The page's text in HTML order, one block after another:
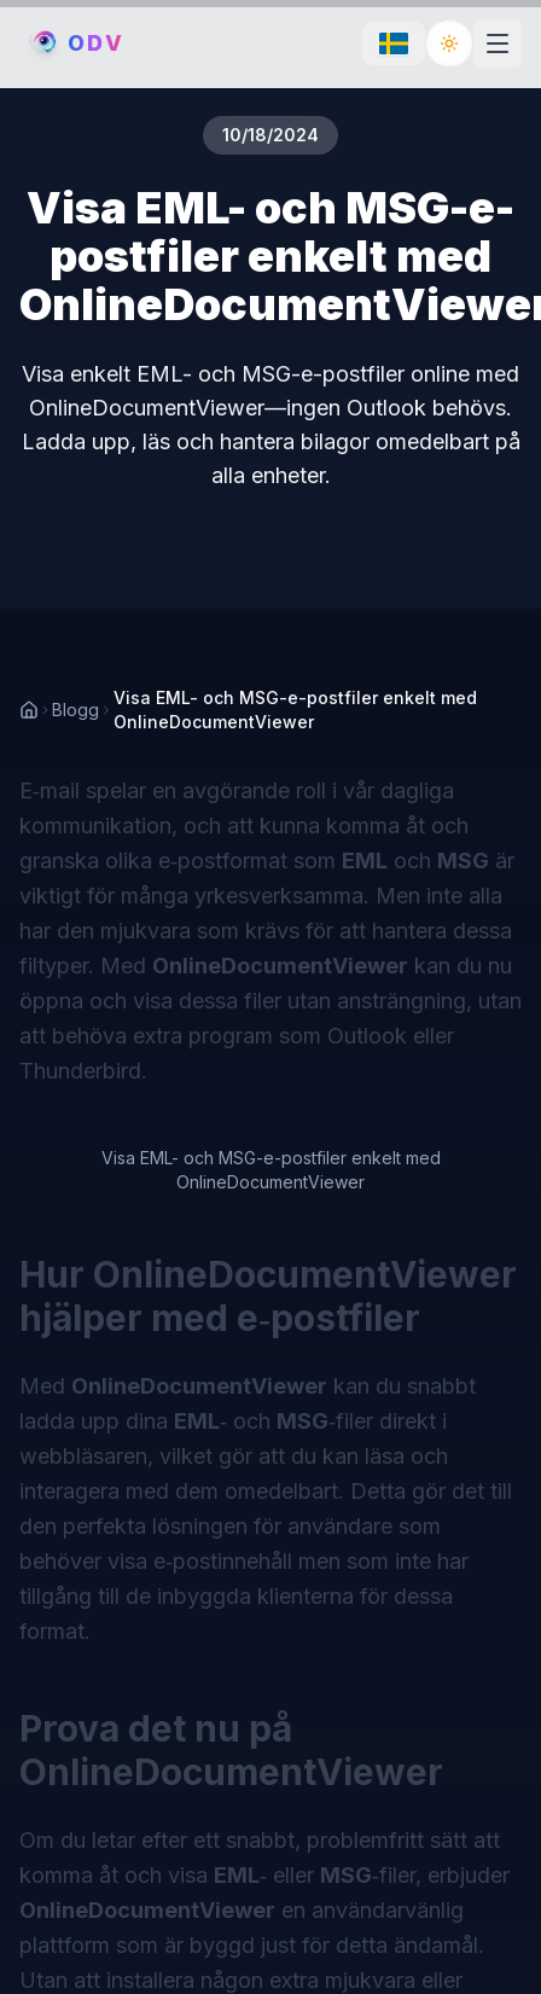
ODV Toggle
10/18/2024
Visa EML- och MSG-e-
postfiler enkelt med
Visa enkelt EML- och MSG-e-postfiler online med
OnlineDocumentViewer—ingen Outlook behövs.
Ladda upp, läs och hantera bilagor omedelbart på
alla enheter.
Blogg
Visa EML- och MSG-e-postfiler enkelt med
OnlineDocumentViewer
E‑mail spelar en avgörande roll i vår dagliga
kommunikation, och att kunna komma åt och
granska olika e‑postformat som EML och MSG är
viktigt för många yrkesverksamma. Men inte alla
har den mjukvara som krävs för att hantera dessa
filtyper. Med OnlineDocumentViewer kan du nu
öppna och visa dessa filer utan ansträngning, utan
att behöva extra program som Outlook eller
Thunderbird.
Visa EML- och MSG-e-postfiler enkelt med
OnlineDocumentViewer
Hur OnlineDocumentViewer
hjälper med e‑postfiler
Med OnlineDocumentViewer kan du snabbt
ladda upp dina EML‑ och MSG‑filer direkt i
webbläsaren, vilket gör att du kan läsa och
interagera med dem omedelbart. Detta gör det till
den perfekta lösningen för användare som
behöver visa e‑postinnehåll men som inte har
tillgång till de inbyggda klienterna för dessa
format.
Prova det nu på
OnlineDocumentViewer
Om du letar efter ett snabbt, problemfritt sätt att
komma åt och visa EML‑ eller MSG‑filer, erbjuder
OnlineDocumentViewer en användarvänlig
plattform som är byggd just för detta ändamål.
Utan att installera någon extra mjukvara eller